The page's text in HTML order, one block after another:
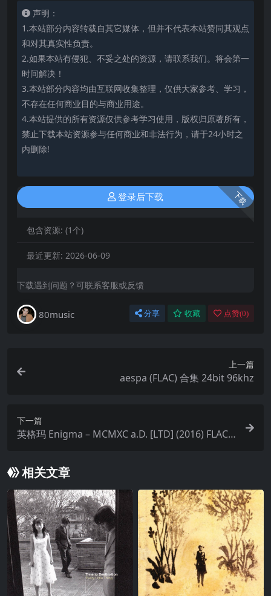
声明：
1.本站部分内容转载自其它媒体，但并不代表本站赞同其观点
和对其真实性负责。
2.如果本站有侵犯、不妥之处的资源，请联系我们。将会第一
时间解决！
3.本站部分内容均由互联网收集整理，仅供大家参考、学习，
不存在任何商业目的与商业用途。
4.本站提供的所有资源仅供参考学习使用，版权归原著所有，
禁止下载本站资源参与任何商业和非法行为，请于24小时之
内删除!
下载
登录后下载
包含资源: (1个)
最近更新: 2026-06-09
下载遇到问题？可联系客服或反馈
80music 分享 收藏 点赞(0)
上一篇
aespa (FLAC) 合集 24bit 96khz
下一篇
英格玛 Enigma – MCMXC a.D. [LTD] (2016) FLAC 2
相关文章